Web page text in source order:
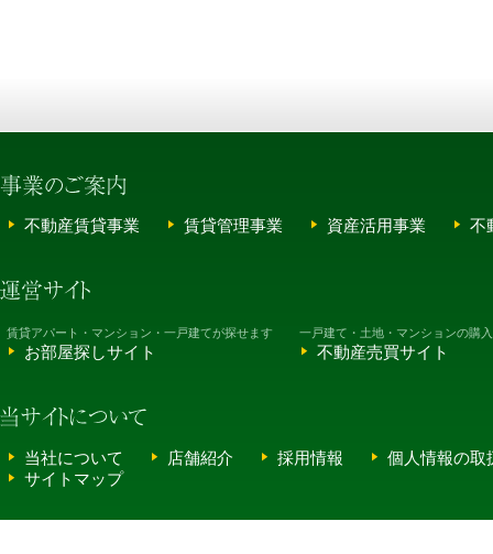
不動産賃貸事業 賃貸管理事業 資産活用事業 不
賃貸アパート・マンション・一戸建てが探せます
お部屋探しサイト
一戸建て・土地・マンションの購入
不動産売買サイト
当社について 店舗紹介 採用情報
個人情報の取
サイトマップ